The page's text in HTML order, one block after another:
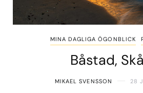
MINA DAGLIGA ÖGONBLICK
Båstad,
MIKAEL SVENSSON 28